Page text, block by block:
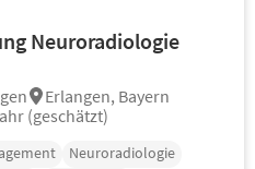
Neuroradiologie
Erlangen, Bayern
(geschätzt)
Neuroradiologie